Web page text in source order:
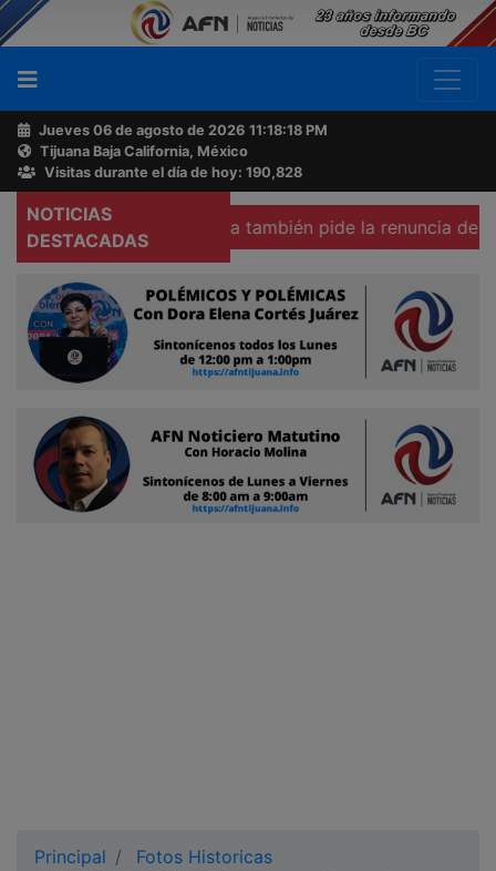
Jueves 06 de agosto de 2026 11:18:19 PM
Tijuana Baja California, México
Visitas durante el día de hoy: 190,828
NOTICIAS
DESTACADAS
Emilio Rabasa también pide la renuncia de la fiscal
Principal
Fotos Historicas
Buscador
Acerca
de
AFN
Ventas
Contacto
Reportero
Ciudadano